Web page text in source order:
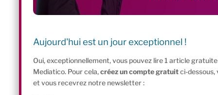
Aujourd'hui est un jour exceptionnel !
Oui, exceptionnellement, vous pouvez lire 1 article
Mediatico. Pour cela,créez un compte gratuitci-dessous,
et vous recevrez notre newsletter :